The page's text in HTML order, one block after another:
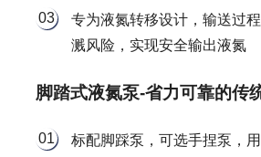
03
专为液氮转移设计，输送过
溅风险，实现安全输出液氮
脚踏式液氮泵-省力可靠的传
01
标配脚踩泵，可选手捏泵，